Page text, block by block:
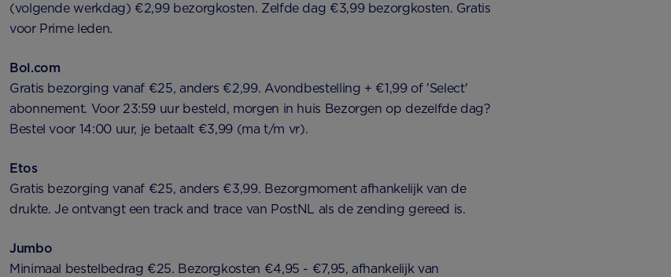
(volgende werkdag) €2,99 bezorgkosten. Zelfde dag €3,99 bezorgkosten. Gratis
voor Prime leden.
Bol.com
Gratis bezorging vanaf €25, anders €2,99. Avondbestelling + €1,99 of 'Select'
abonnement. Voor 23:59 uur besteld, morgen in huis Bezorgen op dezelfde dag?
Bestel voor 14:00 uur, je betaalt €3,99 (ma t/m vr).
Etos
Gratis bezorging vanaf €25, anders €3,99. Bezorgmoment afhankelijk van de
drukte. Je ontvangt een track and trace van PostNL als de zending gereed is.
Jumbo
Minimaal bestelbedrag €25. Bezorgkosten €4,95 - €7,95, afhankelijk van